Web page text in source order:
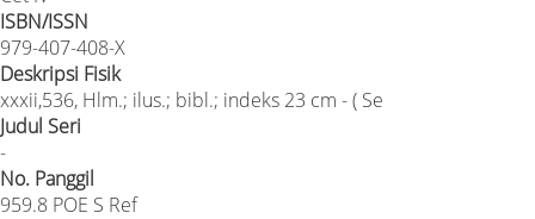
ISBN/ISSN
979-407-408-X
Deskripsi Fisik
xxxii,536, Hlm.; ilus.; bibl.; indeks 23 cm - ( Se
Judul Seri
-
No. Panggil
959.8 POE S Ref